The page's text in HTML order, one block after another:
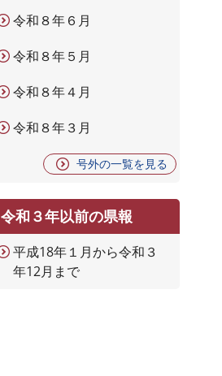
令和８年６月
令和８年５月
令和８年４月
令和８年３月
号外の一覧を見る
令和３年以前の県報
平成18年１月から令和３
年12月まで